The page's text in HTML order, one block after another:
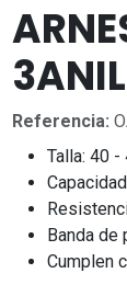
Referencia:
Talla: 40 -
Banda de
Cumplen